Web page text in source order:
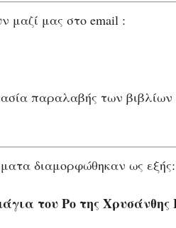
μαζί μας στο email :
παραλαβής των βιβλίων
διαμορφώθηκαν ως εξής:
του Ρο της